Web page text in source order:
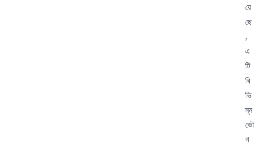
য়ে
ছে
,
এ
টি
বি
ভি
ন্ন
ভৌ
গ